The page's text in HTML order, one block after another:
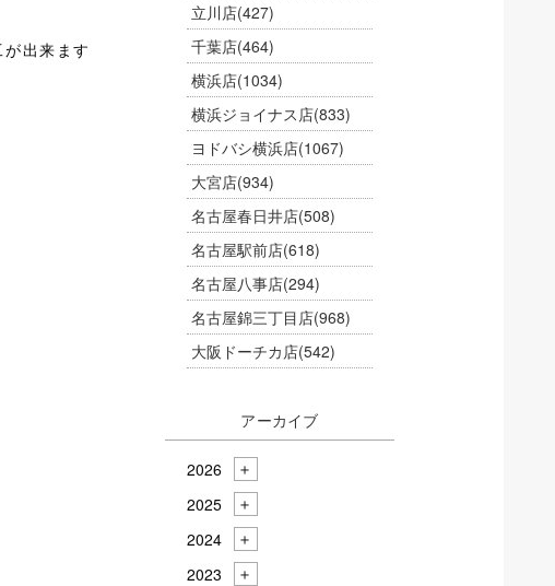
出来ます
立川店(427)
千葉店(464)
横浜店(1034)
横浜ジョイナス店(833)
ヨドバシ横浜店(1067)
大宮店(934)
名古屋春日井店(508)
名古屋駅前店(618)
名古屋八事店(294)
名古屋錦三丁目店(968)
大阪ドーチカ店(542)
アーカイブ
2026
2025
2024
2023